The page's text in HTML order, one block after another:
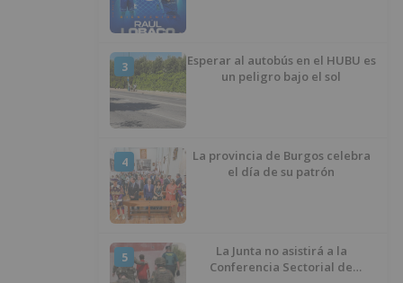
3
Esperar al autobús en el HUBU es
un peligro bajo el sol
4
La provincia de Burgos celebra
el día de su patrón
5
La Junta no asistirá a la
Conferencia Sectorial de